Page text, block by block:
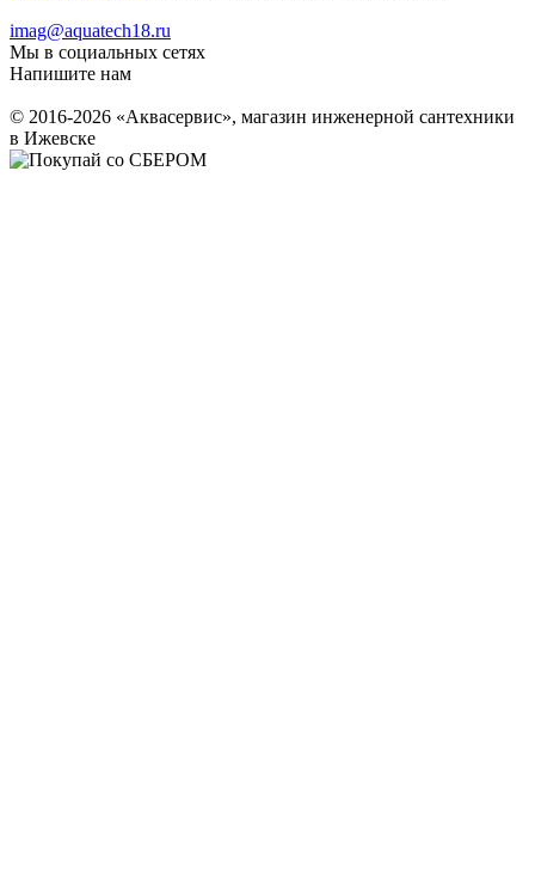
imag@aquatech18.ru
Мы в социальных сетях
Напишите нам
© 2016-2026 «Аквасервис», магазин инженерной сантехники
в Ижевске